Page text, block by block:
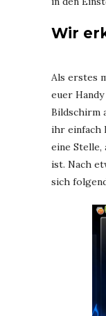
Wir
Als erstes
euer
Bildschirm
ihr einfach
eine
ist. Nach
sich